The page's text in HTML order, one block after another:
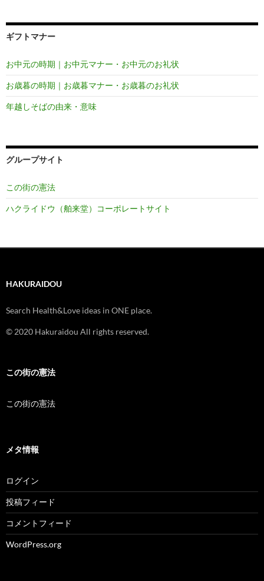
ギフトマナー
お中元の時期｜お中元マナー・お中元のお礼状
お歳暮の時期｜お歳暮マナー・お歳暮のお礼状
年越しそばの由来・意味
グループサイト
この街の憲法
ハクライドウ（舶来堂）コーポレートサイト
HAKURAIDOU
Search Health&Love ideas in ONE place.
© 2020 Hakuraidou All rights reserved.
この街の憲法
この街の憲法
メタ情報
ログイン
投稿フィード
コメントフィード
WordPress.org